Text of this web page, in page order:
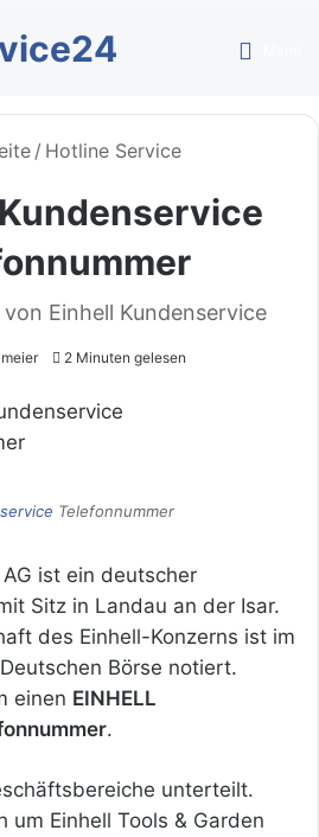
/ Hotline Service
Kundenservice
Einhell Kundenservice
2 Minuten gelesen
Telefonnummer
ist ein deutscher
Sitz in Landau an der Isar.
des Einhell-Konzerns ist im
Börse notiert.
einen EINHELL
.
unterteilt.
um Einhell Tools & Garden